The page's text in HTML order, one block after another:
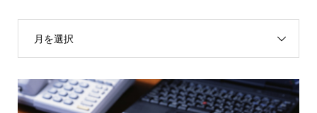
月を選択